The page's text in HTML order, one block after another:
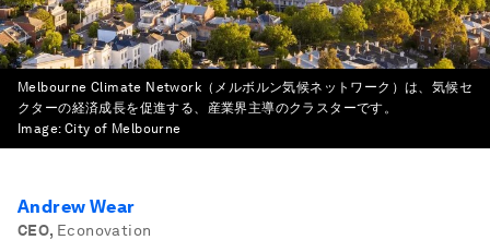
Melbourne Climate Network（メルボルン気候ネットワーク）は、気候セ
クターの経済成長を促進する、産業界主導のクラスターです。
Image: City of Melbourne
Andrew Wear
CEO, Econovation